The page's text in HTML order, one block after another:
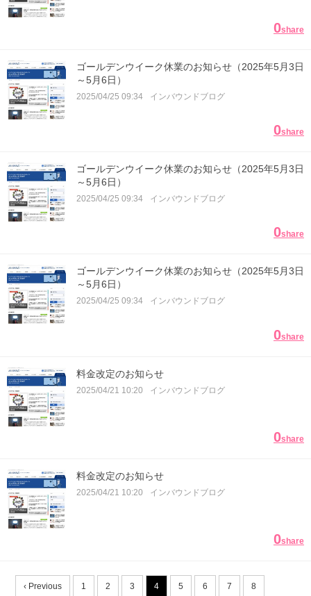
0share
ゴールデンウイーク休業のお知らせ（2025年5月3日
～5月6日）
2025/04/25 09:34 インバウンドブログ
0share
ゴールデンウイーク休業のお知らせ（2025年5月3日
～5月6日）
2025/04/25 09:34 インバウンドブログ
0share
ゴールデンウイーク休業のお知らせ（2025年5月3日
～5月6日）
2025/04/25 09:34 インバウンドブログ
0share
料金改定のお知らせ
2025/04/21 10:20 インバウンドブログ
0share
料金改定のお知らせ
2025/04/21 10:20 インバウンドブログ
0share
‹ Previous 1 2 3 4 5 6 7 8